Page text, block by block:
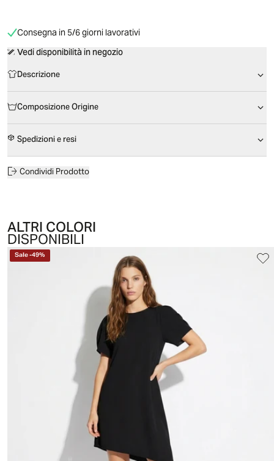
Consegna in 5/6 giorni lavorativi
Vedi disponibilità in negozio
Descrizione
Composizione Origine
Spedizioni e resi
Condividi Prodotto
ALTRI COLORI
DISPONIBILI
Sale-49%